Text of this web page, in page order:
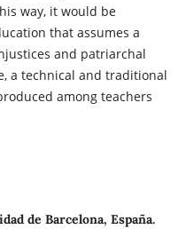
way, it would be
that assumes a
and patriarchal
a technical and traditional
among teachers
de Barcelona, España.